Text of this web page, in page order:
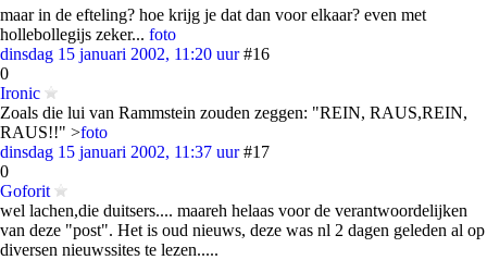
maar in de efteling? hoe krijg je dat dan voor elkaar? even met
hollebollegijs zeker... foto
dinsdag 15 januari 2002, 11:20 uur #16
0
Ironic
Zoals die lui van Rammstein zouden zeggen: "REIN, RAUS,REIN,
RAUS!!" >foto
dinsdag 15 januari 2002, 11:37 uur #17
0
Goforit
wel lachen,die duitsers.... maareh helaas voor de verantwoordelijken
van deze "post". Het is oud nieuws, deze was nl 2 dagen geleden al op
diversen nieuwssites te lezen.....